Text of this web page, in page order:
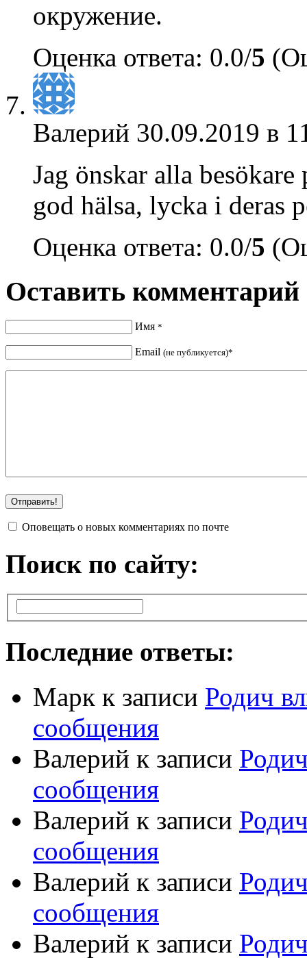
окружение.
Оценка ответа: 0.0/5
Валерий 30.09.2019 в
Jag önskar alla
god hälsa, lycka i deras
Оценка ответа: 0.0/5
Оставить комментарий
Имя *
Email (не публикуется)*
Оповещать о новых комментариях по почте
Поиск по сайту:
Последние ответы:
Марк к записи Родич
сообщения
Валерий к записи
сообщения
Валерий к записи
сообщения
Валерий к записи
сообщения
Валерий к записи